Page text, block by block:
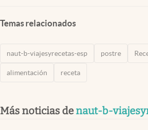
Temas relacionados
naut-b-viajesyrecetas-esp postre
alimentación receta
Más noticias denaut-b-